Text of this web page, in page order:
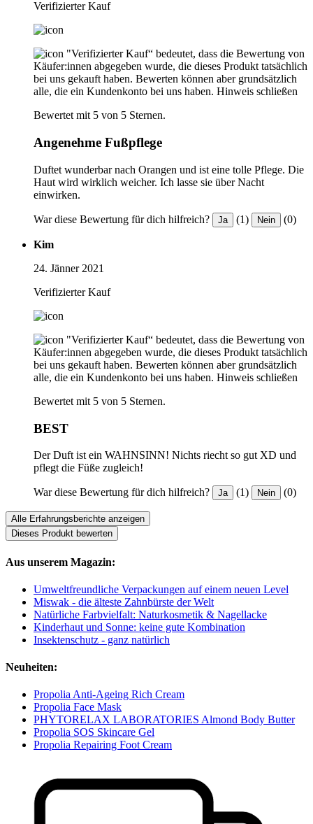
Verifizierter Kauf
"Verifizierter Kauf“ bedeutet, dass die Bewertung von
Käufer:innen abgegeben wurde, die dieses Produkt tatsächlich
bei uns gekauft haben. Bewerten können aber grundsätzlich
alle, die ein Kundenkonto bei uns haben. Hinweis schließen
Bewertet mit 5 von 5 Sternen.
Angenehme Fußpflege
Duftet wunderbar nach Orangen und ist eine tolle Pflege. Die
Haut wird wirklich weicher. Ich lasse sie über Nacht
einwirken.
War diese Bewertung für dich hilfreich? Ja (1) Nein (0)
Kim
24. Jänner 2021
Verifizierter Kauf
"Verifizierter Kauf“ bedeutet, dass die Bewertung von
Käufer:innen abgegeben wurde, die dieses Produkt tatsächlich
bei uns gekauft haben. Bewerten können aber grundsätzlich
alle, die ein Kundenkonto bei uns haben. Hinweis schließen
Bewertet mit 5 von 5 Sternen.
BEST
Der Duft ist ein WAHNSINN! Nichts riecht so gut XD und
pflegt die Füße zugleich!
War diese Bewertung für dich hilfreich? Ja (1) Nein (0)
Alle Erfahrungsberichte anzeigen
Dieses Produkt bewerten
Aus unserem Magazin:
Umweltfreundliche Verpackungen auf einem neuen Level
Miswak - die älteste Zahnbürste der Welt
Natürliche Farbvielfalt: Naturkosmetik & Nagellacke
Kinderhaut und Sonne: keine gute Kombination
Insektenschutz - ganz natürlich
Neuheiten:
Propolia Anti-Ageing Rich Cream
Propolia Face Mask
PHYTORELAX LABORATORIES Almond Body Butter
Propolia SOS Skincare Gel
Propolia Repairing Foot Cream